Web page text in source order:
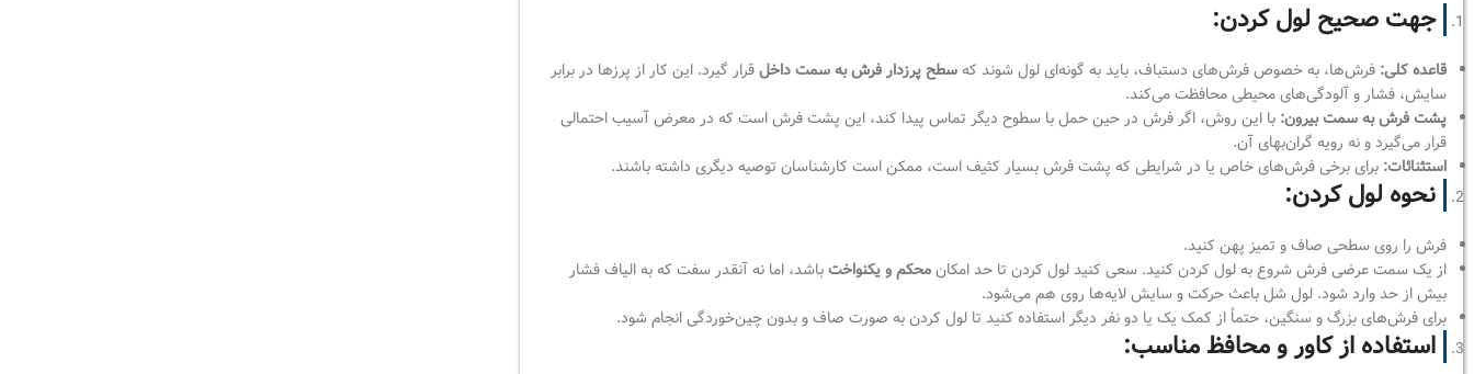
جهت صحیح لول کردن:
قاعده کلی: فرش‌ها، به خصوص فرش‌های دستباف، باید به گونه‌ای لول شوند که سطح پرزدار فرش به سمت داخلقرار گیرد. این کار از پرزها در برابر
سایش، فشار و آلودگی‌های محیطی محافظت می‌کند.
پشت فرش به سمت بیرون: با این روش، اگر فرش در حین حمل با سطوح دیگر تماس پیدا کند، این پشت فرش است که در معرض آسیب احتمالی
قرار می‌گیرد و نه رویه گران‌بهای آن.
استثنائات: برای برخی فرش‌های خاص یا در شرایطی که پشت فرش بسیار کثیف است، ممکن است کارشناسان توصیه دیگری داشته باشند.
نحوه لول کردن:
فرش را روی سطحی صاف و تمیز پهن کنید.
از یک سمت عرضی فرش شروع به لول کردن کنید. سعی کنید لول کردن تا حد امکانمحکم و یکنواختباشد، اما نه آنقدر سفت که به الیاف فشار
بیش از حد وارد شود. لول شل باعث حرکت و سایش لایه‌ها روی هم می‌شود.
برای فرش‌های بزرگ و سنگین، حتماً از کمک یک یا دو نفر دیگر استفاده کنید تا لول کردن به صورت صاف و بدون چین‌خوردگی انجام شود.
استفاده از کاور و محافظ مناسب: